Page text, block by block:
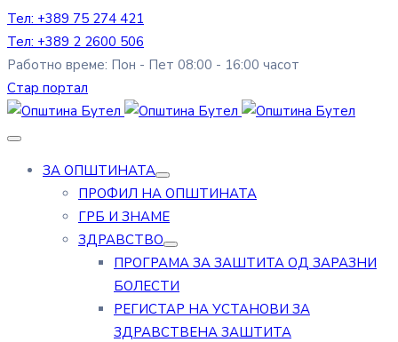
Тел: +389 75 274 421
Тел: +389 2 2600 506
Работно време: Пон - Пет 08:00 - 16:00 часот
Стар портал
ЗА ОПШТИНАТА
ПРОФИЛ НА ОПШТИНАТА
ГРБ И ЗНАМЕ
ЗДРАВСТВО
ПРОГРАМА ЗА ЗАШТИТА ОД ЗАРАЗНИ
БОЛЕСТИ
РЕГИСТАР НА УСТАНОВИ ЗА
ЗДРАВСТВЕНА ЗАШТИТА